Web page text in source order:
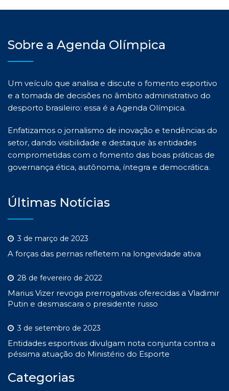
Sobre a Agenda Olímpica
Um veículo que analisa e discute o fomento esportivo
e a tomada de decisões no âmbito administrativo do
desporto brasileiro: essa é a Agenda Olímpica.
Enfatizamos o jornalismo de inovação e tendências do
setor, dando visibilidade e destaque às entidades
comprometidas com o fomento das boas práticas de
governança ética, autônoma, íntegra e democrática.
Últimas Notícias
3 de março de 2023
A forças das pernas refletem na longevidade ativa
28 de fevereiro de 2022
Marius Vizer revoga prerrogativas oferecidas a Vladimir
Putin e desmascara o presidente russo
3 de setembro de 2023
Entidades esportivas divulgam nota conjunta contra a
péssima atuação do Ministério do Esporte
Categorias